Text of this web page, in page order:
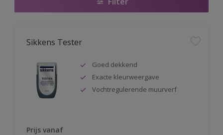
Sikkens Tester
Goed dekkend
Exacte kleurweergave
Vochtregulerende muurverf
Prijs vanaf